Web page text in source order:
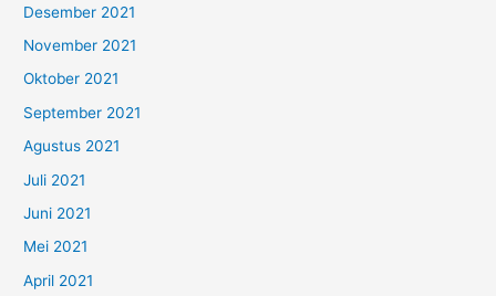
Desember 2021
November 2021
Oktober 2021
September 2021
Agustus 2021
Juli 2021
Juni 2021
Mei 2021
April 2021